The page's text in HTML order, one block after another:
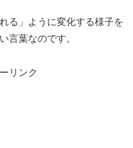
る」ように変化する様子を
言葉なのです。
リンク